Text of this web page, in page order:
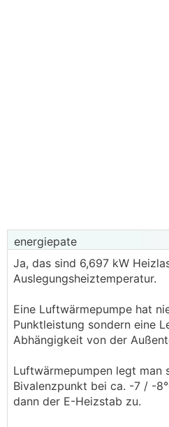
energiepate
Ja, das sind 6,697 kW
Auslegungsheiztemperatur.
Eine Luftwärmepumpe hat
Punktleistung sondern eine
Abhängigkeit von der
Luftwärmepumpen legt man
Bivalenzpunkt bei ca. -7 / -
dann der E-Heizstab zu.